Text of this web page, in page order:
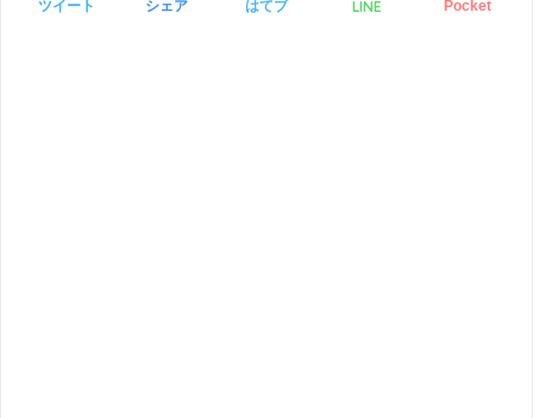
ツイート シェア はてブ LINE Pocket